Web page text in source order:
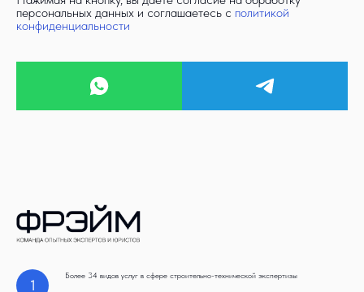
персональных данных и соглашаетесь c политикой
конфиденциальности
1
Более 34 видов услуг в сфере строительно-технической экспертизы